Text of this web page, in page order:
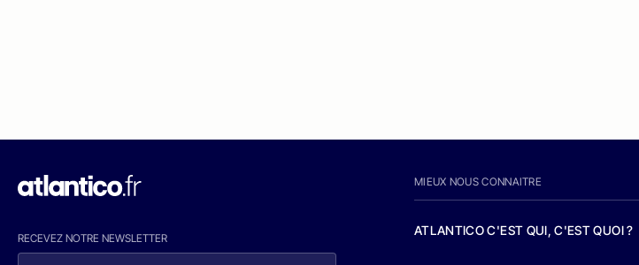
RECEVEZ NOTRE NEWSLETTER
MIEUX NOUS CONNAITRE
ATLANTICO C'EST QUI, C'EST QUOI ?